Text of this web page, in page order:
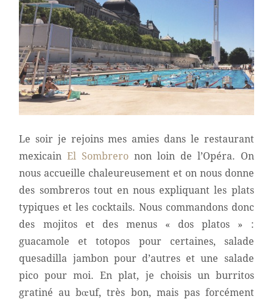
Le soir je rejoins mes amies dans le restaurant
mexicainEl Sombrero non loin de l’Opéra. On
nous accueille chaleureusement et on nous donne
des sombreros tout en nous expliquant les plats
typiques et les cocktails. Nous commandons donc
des mojitos et des menus « dos platos » :
guacamole et totopos pour certaines, salade
quesadilla jambon pour d’autres et une salade
pico pour moi. En plat, je choisis un burritos
gratiné au bœuf, très bon, mais pas forcément